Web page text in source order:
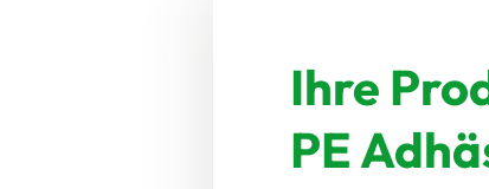
Ihre
PE